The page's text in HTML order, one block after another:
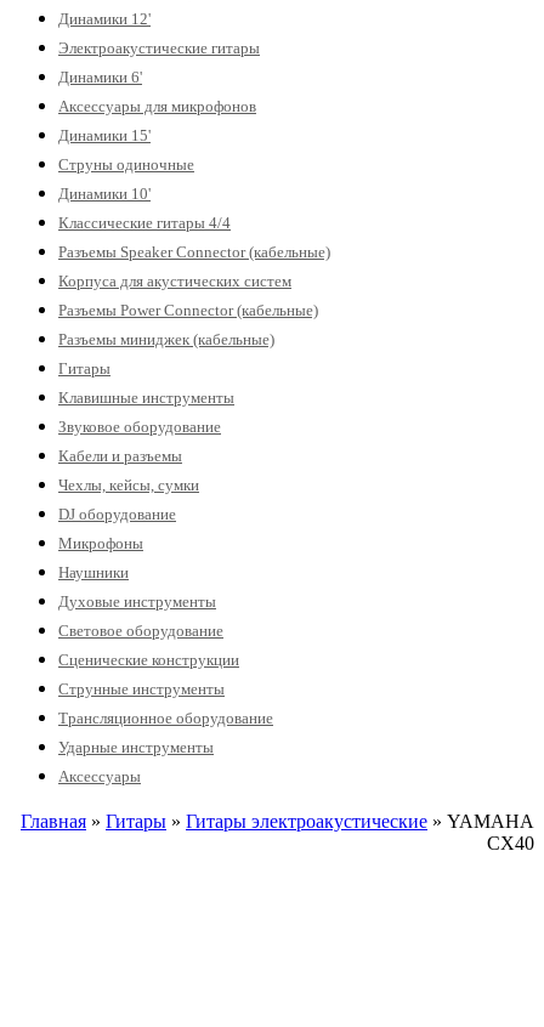
Динамики 12'
Электроакустические гитары
Динамики 6'
Аксессуары для микрофонов
Динамики 15'
Струны одиночные
Динамики 10'
Классические гитары 4/4
Разъемы Speaker Connector (кабельные)
Корпуса для акустических систем
Разъемы Power Connector (кабельные)
Разъемы миниджек (кабельные)
Гитары
Клавишные инструменты
Звуковое оборудование
Кабели и разъемы
Чехлы, кейсы, сумки
DJ оборудование
Микрофоны
Наушники
Духовые инструменты
Световое оборудование
Сценические конструкции
Струнные инструменты
Трансляционное оборудование
Ударные инструменты
Аксессуары
Главная » Гитары » Гитары электроакустические » YAMAHA
CX40